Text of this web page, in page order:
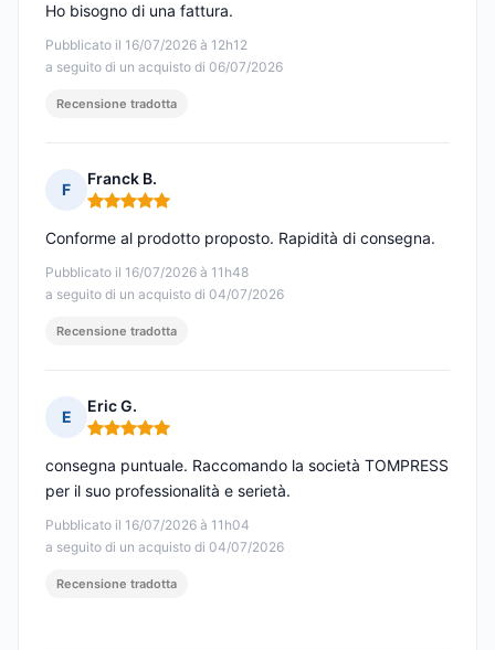
Pubblicato il 16/07/2026 à 12h12
a seguito di un acquisto di 06/07/2026
Ho bisogno di una fattura.
Recensione tradotta
F
Franck B.
Nota: 5 su 5
Pubblicato il 16/07/2026 à 11h48
a seguito di un acquisto di 04/07/2026
Conforme al prodotto proposto. Rapidità di consegna.
Recensione tradotta
E
Eric G.
Nota: 5 su 5
Pubblicato il 16/07/2026 à 11h04
a seguito di un acquisto di 04/07/2026
consegna puntuale. Raccomando la società TOMPRESS
per il suo professionalità e serietà.
Recensione tradotta